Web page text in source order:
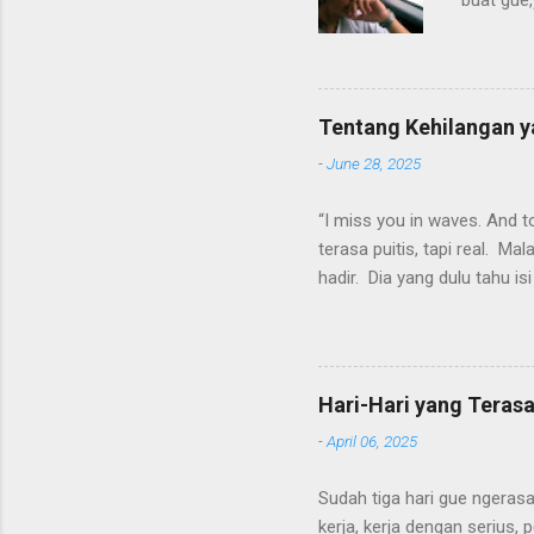
suka
tambah
gue.
tiap
Tentang Kehilangan
-June 28, 2025
“I miss you in waves. And
terasa puitis, tapi real.
hadir. Dia yang dulu tahu
menjelaskan apa pun.
Orang bilang, waktu akan
Kadang waktu hanya
tanpa kehadiran yang
menahan luka semacam
Hari-Hari yang
-April 06, 2025
Sudah tiga hari gue
kerja, kerja dengan serius,